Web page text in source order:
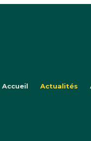
Accueil Actualités